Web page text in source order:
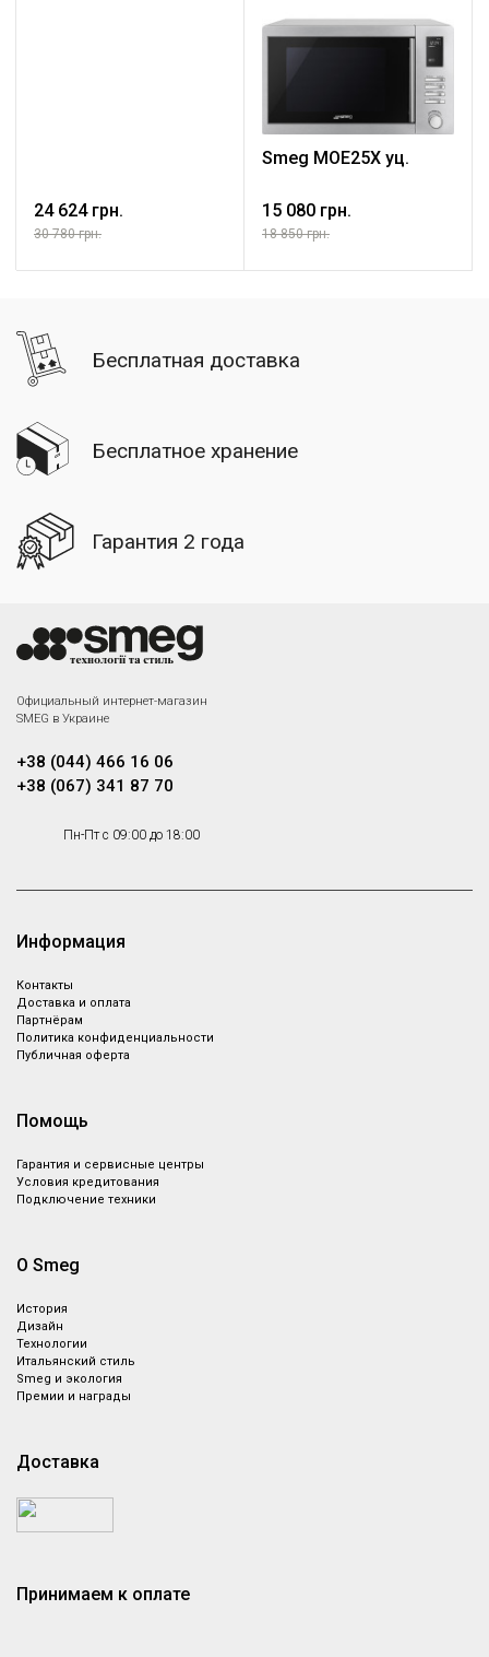
24 624 грн.
30 780 грн.
Smeg MOE25X уц.
15 080 грн.
18 850 грн.
Бесплатная доставка
Бесплатное хранение
Гарантия 2 года
Официальный интернет-магазин
SMEG в Украине
+38 (044) 466 16 06
+38 (067) 341 87 70
Пн-Пт с 09:00 до 18:00
Информация
Контакты
Доставка и оплата
Партнёрам
Политика конфиденциальности
Публичная оферта
Помощь
Гарантия и сервисные центры
Условия кредитования
Подключение техники
О Smeg
История
Дизайн
Технологии
Итальянский стиль
Smeg и экология
Премии и награды
Доставка
Принимаем к оплате